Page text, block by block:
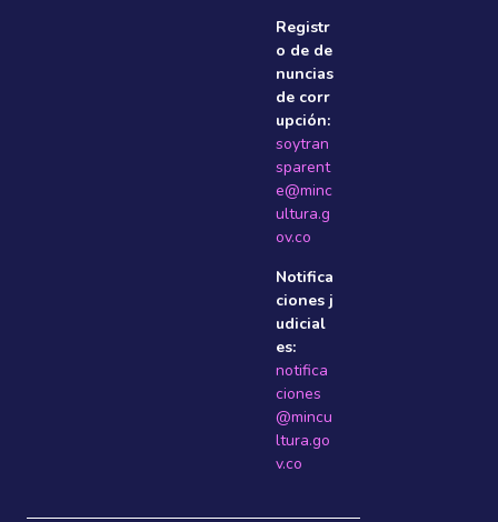
Registr
o de de
nuncias
de corr
upción:
soytran
sparent
e@minc
ultura.g
ov.co
Notifica
ciones j
udicial
es:
notifica
ciones
@mincu
ltura.go
v.co